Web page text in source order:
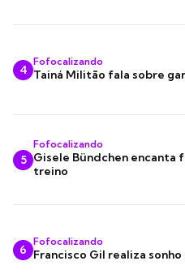
4
Fofocalizando
Tainá Militão fala sobre
5
Fofocalizando
Gisele Bündchen encanta
treino
6
Fofocalizando
Francisco Gil realiza